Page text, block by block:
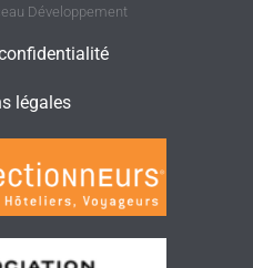
Développement
légales